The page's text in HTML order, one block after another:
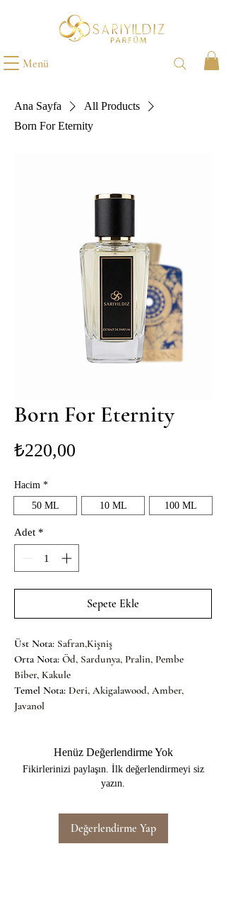
Menü
Ana Sayfa
All Products
Born For Eternity
Born For Eternity
₺220,00
Hacim *
50 ML
10 ML 100 ML
Adet *
Sepete Ekle
Üst Nota: Safran,Kişniş
Orta Nota: Öd, Sardunya, Pralin, Pembe
Biber, Kakule
Temel Nota: Deri, Akigalawood, Amber,
Javanol
Henüz Değerlendirme Yok
Fikirlerinizi paylaşın. İlk değerlendirmeyi siz
yazın.
Değerlendirme Yap